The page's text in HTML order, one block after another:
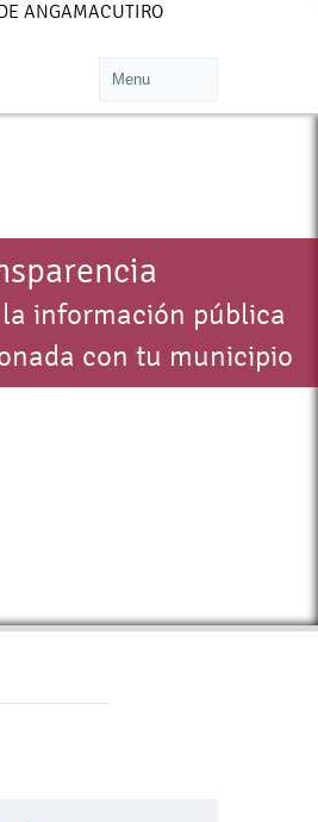
información pública
con tu municipio